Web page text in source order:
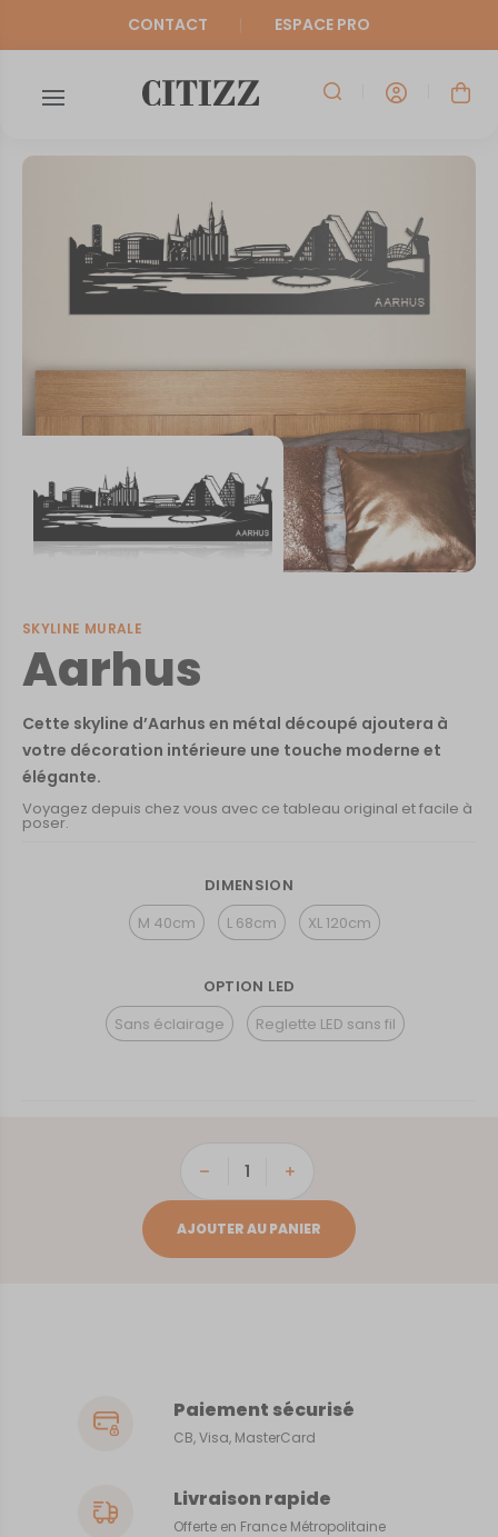
CONTACT ESPACE PRO
SKYLINE MURALE
Aarhus
Cette skyline d’Aarhus en métal découpé ajoutera à
votre décoration intérieure une touche moderne et
élégante.
Voyagez depuis chez vous avec ce tableau original et facile à
poser.
DIMENSION
M 40cm
L 68cm XL 120cm
OPTION LED
Sans éclairage
Reglette LED sans fil
quantité
Aarhus
AJOUTER AU PANIER
Paiement sécurisé
CB, Visa, MasterCard
Livraison rapide
Offerte en France Métropolitaine